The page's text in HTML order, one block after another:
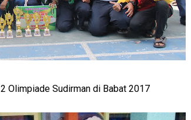
Olimpiade Sudirman di Babat 2017